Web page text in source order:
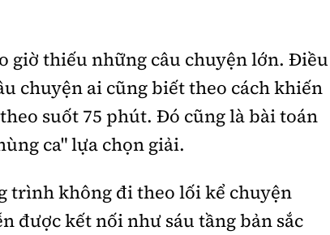
giờ thiếu những câu chuyện lớn. Điều
chuyện ai cũng biết theo cách khiến
suốt 75 phút. Đó cũng là bài toán
ca" lựa chọn giải.
trình không đi theo lối kể chuyện
được kết nối như sáu tầng bản sắc